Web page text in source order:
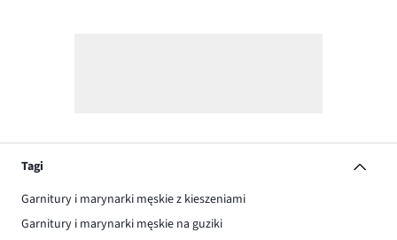
Tagi
Garnitury i marynarki męskie z kieszeniami
Garnitury i marynarki męskie na guziki